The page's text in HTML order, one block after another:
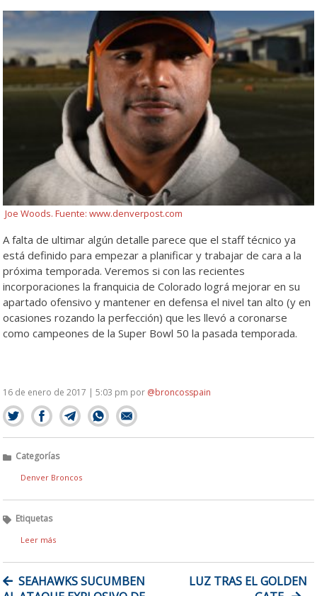
Joe Woods. Fuente: www.denverpost.com
A falta de ultimar algún detalle parece que el staff técnico ya
está definido para empezar a planificar y trabajar de cara a la
próxima temporada. Veremos si con las recientes
incorporaciones la franquicia de Colorado lográ mejorar en su
apartado ofensivo y mantener en defensa el nivel tan alto (y en
ocasiones rozando la perfección) que les llevó a coronarse
como campeones de la Super Bowl 50 la pasada temporada.
16 de enero de 2017 | 5:03 pm por @broncosspain
Categorías
Denver Broncos
Etiquetas
Leer más
DE SEAHAWKS SUCUMBEN
LUZ TRAS EL GOLDEN